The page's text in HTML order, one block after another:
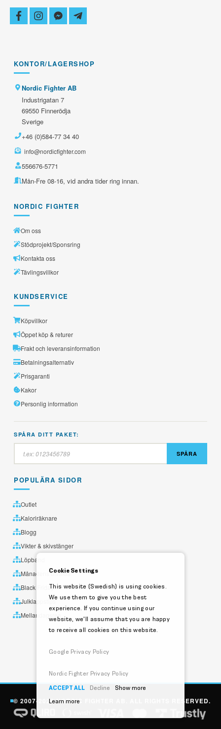
facebookinstagram
facebook-
messenger
telegram-
plane
KONTOR/LAGERSHOP
Nordic Fighter AB
Industrigatan 7
69550 Finnerödja
Sverige
+46 (0)584-77 34 40
info@nordicfighter.com
556676-5771
Mån-Fre 08-16, vid andra tider ring innan.
NORDIC FIGHTER
Om oss
Stödprojekt/Sponsring
Kontakta oss
Tävlingsvillkor
KUNDSERVICE
Köpvillkor
Öppet köp & returer
Frakt och leveransinformation
Betalningsalternativ
Prisgaranti
Kakor
Personlig information
SPÅRA DITT PAKET:
SPÅRA
POPULÄRA SIDOR
Outlet
Kaloriräknare
Blogg
Vikter & skivstänger
Löpband
Månadens utvalda
Black Friday
Julklappstips
Mellandagsrea
© 2007-2026 NORDIC FIGHTER AB. ALL RIGHTS RESERVED.
Cookie Settings
This website (Swedish) is using cookies.
We use them to give you the best
experience. If you continue using our
website, we'll assume that you are happy
to receive all cookies on this website.
Google Privacy Policy
Nordic Fighter Privacy Policy
ACCEPT ALL
Decline
Show more
Learn more